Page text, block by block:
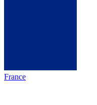
France